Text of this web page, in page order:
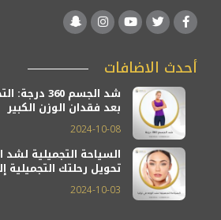
أحدث الاضافات
شد الجسم
بعد فقدان الوزن الكبير
2024-10-08
السياحة التجميلية
تحويل رحلتك التجميلية
2024-10-03